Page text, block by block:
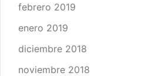
febrero 2019
enero 2019
diciembre 2018
noviembre 2018